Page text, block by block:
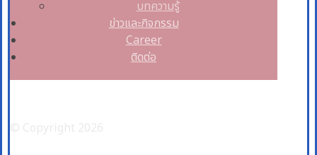
บทความรู้
ข่าวและกิจกรรม
Career
ติดต่อ